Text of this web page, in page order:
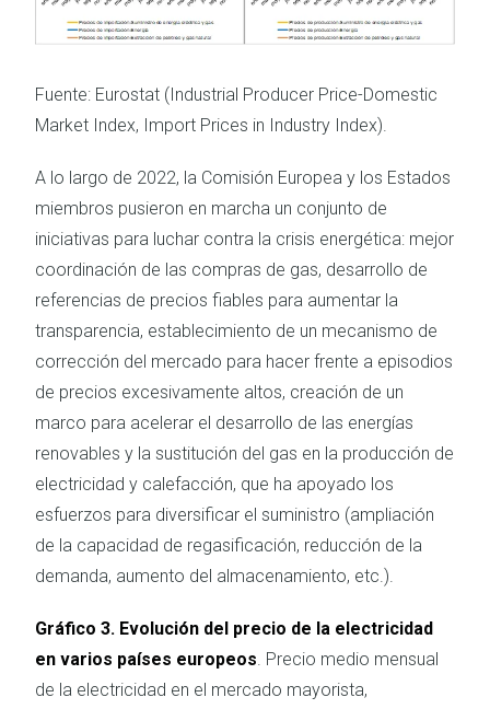
Fuente: Eurostat (Industrial Producer Price-Domestic
Market Index, Import Prices in Industry Index).
A lo largo de 2022, la Comisión Europea y los Estados
miembros pusieron en marcha un conjunto de
iniciativas para luchar contra la crisis energética: mejor
coordinación de las compras de gas, desarrollo de
referencias de precios fiables para aumentar la
transparencia, establecimiento de un mecanismo de
corrección del mercado para hacer frente a episodios
de precios excesivamente altos, creación de un
marco para acelerar el desarrollo de las energías
renovables y la sustitución del gas en la producción de
electricidad y calefacción, que ha apoyado los
esfuerzos para diversificar el suministro (ampliación
de la capacidad de regasificación, reducción de la
demanda, aumento del almacenamiento, etc.).
Gráfico 3. Evolución del precio de la electricidad
en varios países europeos. Precio medio mensual
de la electricidad en el mercado mayorista,